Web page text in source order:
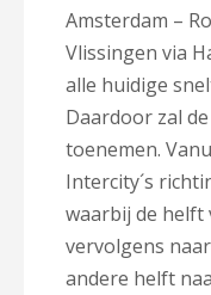
Amsterdam –
Vlissingen via
alle huidige
Daardoor zal
toenemen.
Intercity´s
waarbij de helft
vervolgens
andere helft